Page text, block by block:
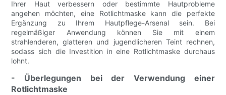
Ihrer Haut verbessern oder bestimmte Hautprobleme
angehen möchten, eine Rotlichtmaske kann die perfekte
Ergänzung zu Ihrem Hautpflege-Arsenal sein. Bei
regelmäßiger Anwendung können Sie mit einem
strahlenderen, glatteren und jugendlicheren Teint rechnen,
sodass sich die Investition in eine Rotlichtmaske durchaus
lohnt.
- Überlegungen bei der Verwendung einer
Rotlichtmaske